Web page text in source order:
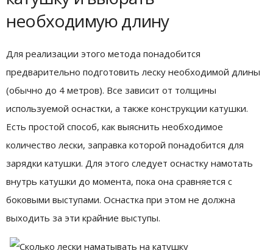
необходимую длину
Для реализации этого метода понадобится
предварительно подготовить леску необходимой длины
(обычно до 4 метров). Все зависит от толщины
используемой оснастки, а также конструкции катушки.
Есть простой способ, как выяснить необходимое
количество лески, заправка которой понадобится для
зарядки катушки. Для этого следует оснастку намотать
внутрь катушки до момента, пока она сравняется с
боковыми выступами. Оснастка при этом не должна
выходить за эти крайние выступы.